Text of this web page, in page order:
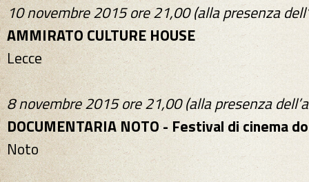
10 novembre2015 ore 21,00 (alla presenza
AMMIRATO CULTURE HOUSE
Lecce
8 novembre 2015ore 21,00 (alla presenza
DOCUMENTARIA NOTO - Festival di cinema
Noto